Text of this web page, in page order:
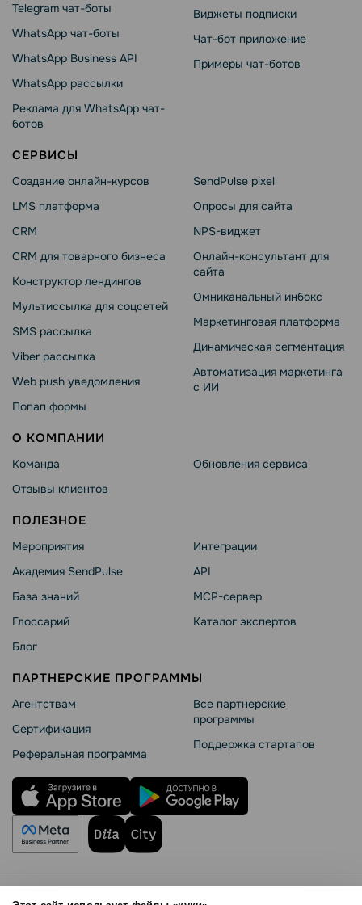
Telegram чат-боты
WhatsApp чат-боты
WhatsApp Business API
WhatsApp рассылки
Реклама для WhatsApp чат-
ботов
Виджеты подписки
Чат-бот приложение
Примеры чат-ботов
СЕРВИСЫ
Создание онлайн-курсов
LMS платформа
CRM
CRM для товарного бизнеса
Конструктор лендингов
Мультиссылка для соцсетей
SMS рассылка
Viber рассылка
Web push уведомления
Попап формы
SendPulse pixel
Опросы для сайта
NPS-виджет
Онлайн-консультант для
сайта
Омниканальный инбокс
Маркетинговая платформа
Динамическая сегментация
Автоматизация маркетинга
с ИИ
О КОМПАНИИ
Команда
Отзывы клиентов
Обновления сервиса
ПОЛЕЗНОЕ
Мероприятия
Академия SendPulse
База знаний
Глоссарий
Блог
Интеграции
API
MCP-сервер
Каталог экспертов
ПАРТНЕРСКИЕ ПРОГРАММЫ
Агентствам
Сертификация
Реферальная программа
Все партнерские
программы
Поддержка стартапов
Правила использования